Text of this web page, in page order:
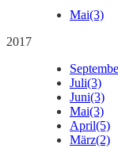
Mai(3)
2017
Juli(3)
Juni(3)
Mai(3)
April(5)
März(2)